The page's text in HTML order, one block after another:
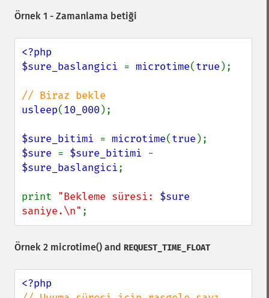
Örnek 1 - Zamanlama betiği
<?php
$sure_baslangici = microtime(true );
usleep(10_000 );
$sure_bitimi = microtime(true
$sure = $sure_bitimi
$sure_baslangici;
print "Bekleme süresi: $sure
saniye.\n" ;
Örnek 2 microtime() and REQUEST_TIME_FLOAT